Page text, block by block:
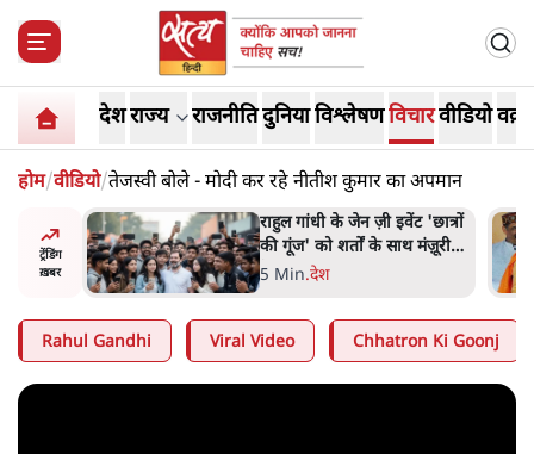
देशराज्य राजनीतिदुनियाविश्लेषणविचारवीडियो
होम/वीडियो/तेजस्वी बोले - मोदी कर रहे नीतीश कुमार का अपमान
ट्रेंडिंग
ख़बर
राहुल गांधी के जेन ज़ी इवेंट 'छात्रों
की गूंज' को शर्तों के साथ मंज़ूरी
देना पड़ा
5 Min.देश
Rahul Gandhi Viral Video Chhatron Ki Goonj